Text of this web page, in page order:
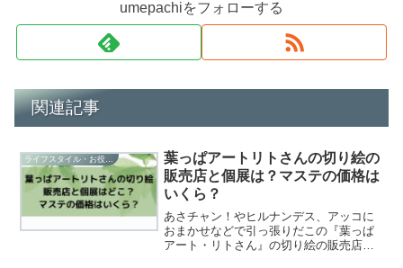
umepachiをフォローする
関連記事
ライフスタイル・お役立ち
葉っぱアートリトさんの切り絵の
販売店と個展は？マステの価格は
いくら？
あさチャン！やヒルナンデス、アッコに
おまかせなどで引っ張りだこの『葉っぱ
アート・リトさん』の切り絵の販売店と